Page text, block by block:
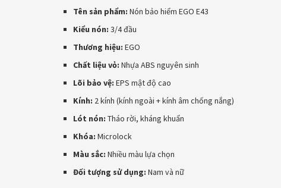
Tên sản phẩm: Nón bảo hiểm EGO E43
Kiểu nón: 3/4 đầu
Thương hiệu: EGO
Chất liệu vỏ: Nhựa ABS nguyên sinh
Lõi bảo vệ: EPS mật độ cao
Kính: 2 kính (kính ngoài + kính âm chống nắng)
Lót nón: Tháo rời, kháng khuẩn
Khóa: Microlock
Màu sắc: Nhiều màu lựa chọn
Đối tượng sử dụng: Nam và nữ